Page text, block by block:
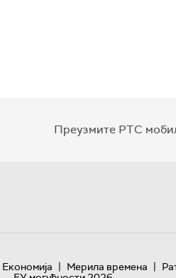
Преузмите РТС
Економија | Мерила времена |